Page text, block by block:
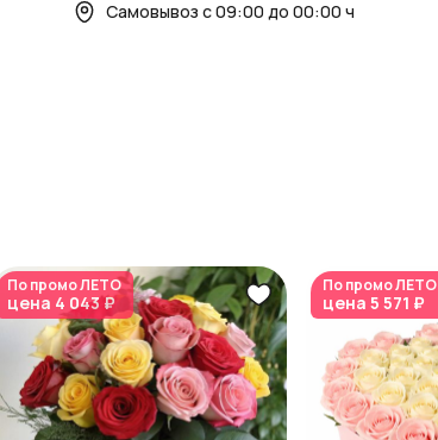
Самовывоз с 09:00 до 00:00 ч
По промоЛЕТО
цена 4 043 ₽
По промоЛЕТО
цена5 571 ₽